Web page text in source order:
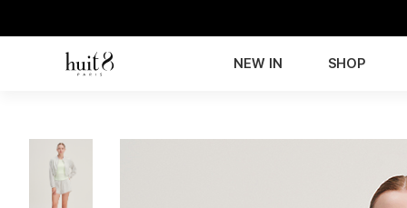
NEW IN SHOP